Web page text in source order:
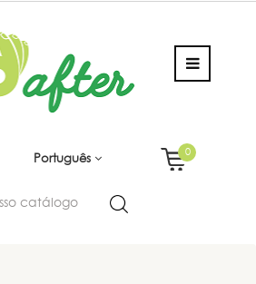
Português
0